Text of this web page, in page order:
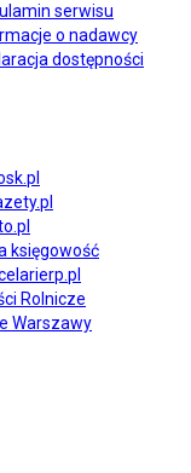
serwisu
o nadawcy
dostępności
księgowość
Rolnicze
Warszawy